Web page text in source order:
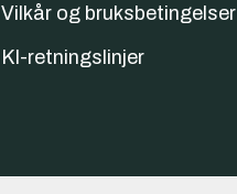
Vilkår og bruksbetingelser
KI-retningslinjer